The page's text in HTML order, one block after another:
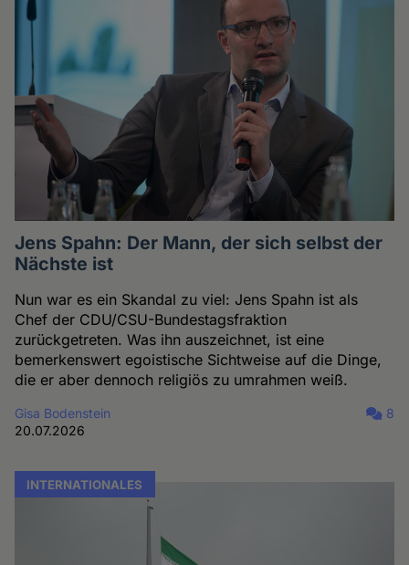
Jens Spahn: Der Mann, der sich selbst der
Nächste ist
Nun war es ein Skandal zu viel: Jens Spahn ist als
Chef der CDU/CSU-Bundestagsfraktion
zurückgetreten. Was ihn auszeichnet, ist eine
bemerkenswert egoistische Sichtweise auf die Dinge,
die er aber dennoch religiös zu umrahmen weiß.
Gisa Bodenstein
20.07.2026
8
INTERNATIONALES